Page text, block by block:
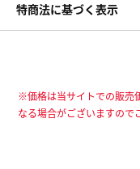
特商法に基づく表示
※価格は当サイトでの販売
なる場合がございますので